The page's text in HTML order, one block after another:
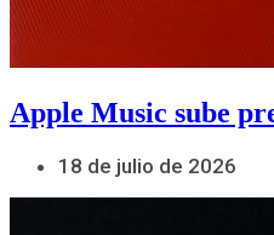
Apple Music sube
18 de julio de 2026